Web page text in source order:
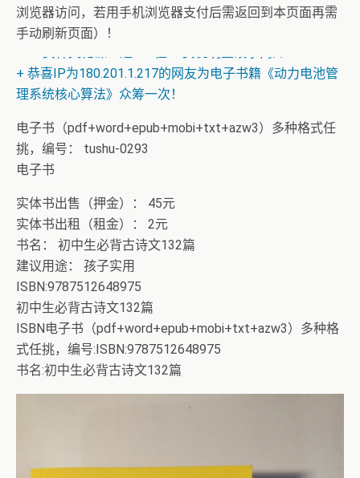
浏览器访问，若用手机浏览器支付后需返回到本页面再需
手动刷新页面）！
+ AV女神三上悠亚AI换脸小视频
+ 恭喜IP为180.201.1.217的网友为电子书籍《动力电池管
理系统核心算法》众筹一次！
电子书（pdf+word+epub+mobi+txt+azw3）多种格式任
挑，编号： tushu-0293
电子书
实体书出售（押金）： 45元
实体书出租（租金）： 2元
书名： 初中生必背古诗文132篇
建议用途： 孩子实用
ISBN:9787512648975
初中生必背古诗文132篇
ISBN电子书（pdf+word+epub+mobi+txt+azw3）多种格
式任挑，编号:ISBN:9787512648975
书名:初中生必背古诗文132篇